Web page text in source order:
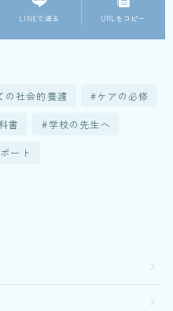
LINEで送る URLをコピー
の社会的養護 ケアの必修
書 学校の先生へ
ート